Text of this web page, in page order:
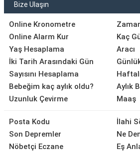
Bize Ulaşın
Online Kronometre
Online Alarm Kur
Yaş Hesaplama
İki Tarih Arasındaki Gün
Sayısını Hesaplama
Bebeğim kaç aylık oldu?
Uzunluk Çevirme
Kaç
Aracı
Aylık
Maaş
Posta Kodu
Son Depremler
Nöbetçi Eczane
İlahi
Ne
Eş